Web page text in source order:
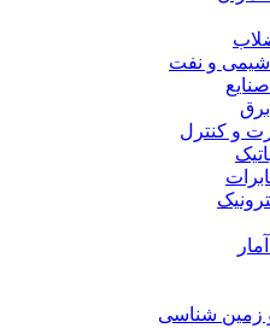
و نفت
و کنترل
زمین شناسی